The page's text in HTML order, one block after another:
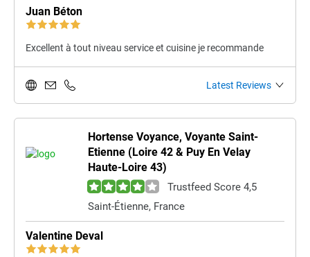
Juan Béton
Excellent à tout niveau service et cuisine je recommande
Latest Reviews
Hortense Voyance, Voyante Saint-
Etienne (Loire 42 & Puy En Velay
Haute-Loire 43)
Trustfeed Score 4,5
Saint-Étienne, France
Valentine Deval